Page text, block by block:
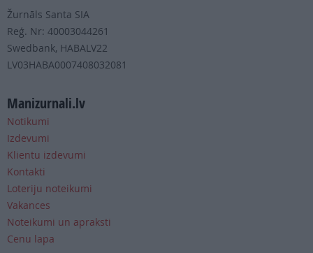
Žurnāls Santa SIA
Reģ. Nr: 40003044261
Swedbank, HABALV22
LV03HABA0007408032081
Manizurnali.lv
Notikumi
Izdevumi
Klientu izdevumi
Kontakti
Loteriju noteikumi
Vakances
Noteikumi un apraksti
Cenu lapa